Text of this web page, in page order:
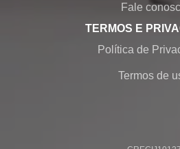
Fale
TERMOS E
Política de
Termos de